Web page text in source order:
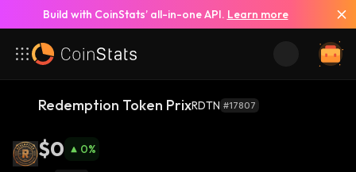
Build with CoinStats’ all-in-one API. Learn more
Redemption Token PrixRDTN #17807
$0 0%